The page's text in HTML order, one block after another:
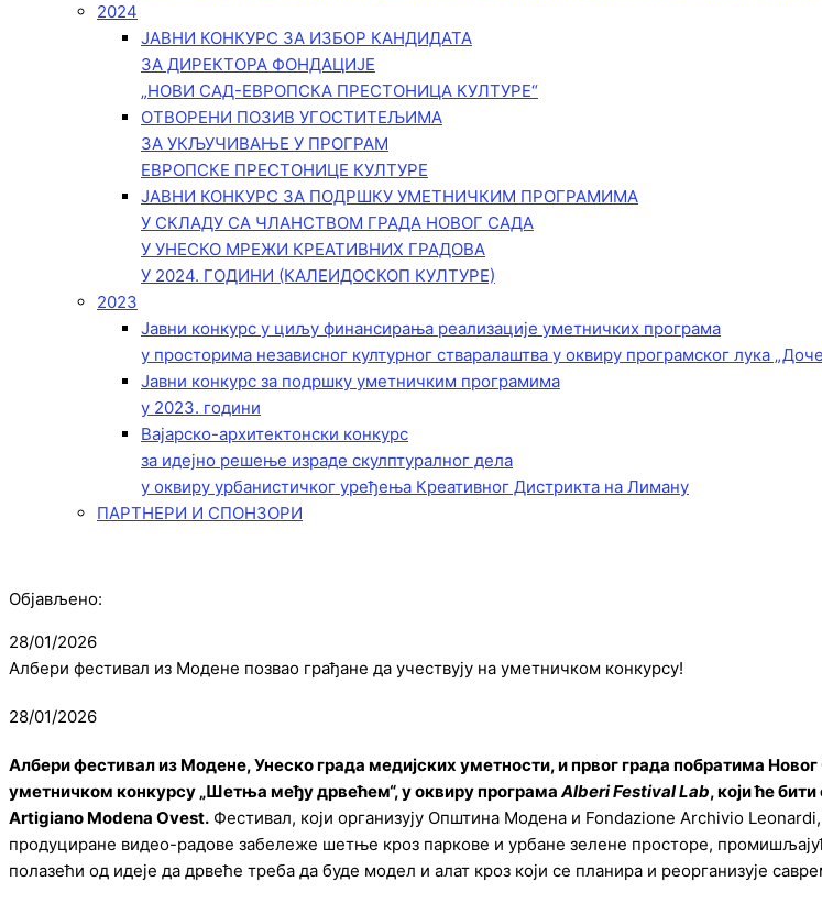
2024
ЈАВНИ КОНКУРС ЗА ИЗБОР КАНДИДАТА
ЗА ДИРЕКТОРА ФОНДАЦИЈЕ
„НОВИ САД-ЕВРОПСКА ПРЕСТОНИЦА КУЛТУРЕ“
ОТВОРЕНИ ПОЗИВ УГОСТИТЕЉИМА
ЗА УКЉУЧИВАЊЕ У ПРОГРАМ
ЕВРОПСКЕ ПРЕСТОНИЦЕ КУЛТУРЕ
ЈАВНИ КОНКУРС ЗА ПОДРШКУ УМЕТНИЧКИМ ПРОГРАМИМА
У СКЛАДУ СА ЧЛАНСТВОМ ГРАДА НОВОГ САДА
У УНЕСКО МРЕЖИ КРЕАТИВНИХ ГРАДОВА
У 2024. ГОДИНИ (КАЛЕИДОСКОП КУЛТУРЕ)
2023
Јавни конкурс у циљу финансирања реализације уметничких програма
у просторима независног културног стваралаштва у оквиру програмског лука
Јавни конкурс за подршку уметничким програмима
у 2023. години
Вајарско-архитектонски конкурс
за идејно решење израде скулптуралног дела
у оквиру урбанистичког уређења Креативног Дистрикта на Лиману
ПАРТНЕРИ И СПОНЗОРИ
Објављено:
28/01/2026
Албери фестивал из Модене позвао грађане да учествују на уметничком конкурсу!
28/01/2026
Албери фестивал из Модене, Унеско града медијских уметности, и првог града побратима Новог
уметничком конкурсу „Шетња међу дрвећем“, у оквиру програмаAlberi Festival Lab, који ће
Artigiano Modena Ovest. Фестивал, који организују Општина Модена и Fondazione Archivio
продуциране видео-радове забележе шетње кроз паркове и урбане зелене просторе,
полазећи од идеје да дрвеће треба да буде модел и алат кроз који се планира и реорганизује